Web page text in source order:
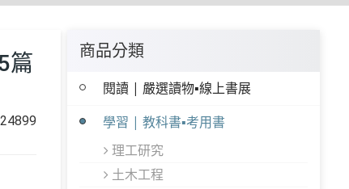
商品分類
閱讀 | 嚴選讀物▪線上書展
學習 | 教科書▪考用書
理工研究
土木工程
篇